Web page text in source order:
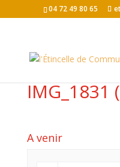
04 72 49 80 65
IMG_1831
A venir